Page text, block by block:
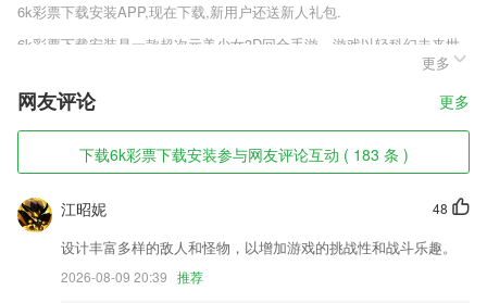
6k彩票下载安装APP,现在下载,新用户还送新人礼包.
6k彩票下载安装是一款超次元美少女3D回合手游，游戏以轻科幻未来世
界为背景，将刀剑枪炮幻化为人形武器，组成上百位风格迥异的“兵器彼
女”。丰富刺激的冒险剧情，实时弹幕吐槽互动，精致画风搭配华丽特
效，游戏为你完美诠释了二次元手游精髓，全新的战斗之旅等你来享，和
你喜爱的萌妹子一起并肩作战，开启一场专属于你的指尖冒险旅程!近百
款高颜值人形兵器，结合萌娘养成与热血战斗为一体，让玩家完美体验科
幻次元的战斗激情!
6k彩票下载安装软件特色
1,【专家在线】专家实时在线为您提供起名服务；总有一个好的名字让您
一生顺利。
更多
网友评论 更多
下载6k彩票下载安装参与网友评论互动 ( 183 条 )
48
江昭妮
设计丰富多样的敌人和怪物，以增加游戏的挑战性和战斗乐趣。
2026-08-09 20:39 推荐